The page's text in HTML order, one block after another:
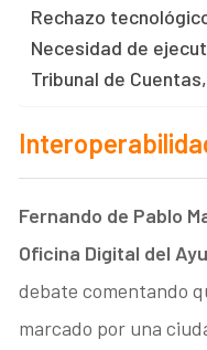
Rechazo
Necesidad de
Tribunal de
Fernando de Pablo
Oficina Digital del
debate comentando
marcado por una